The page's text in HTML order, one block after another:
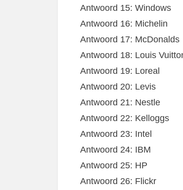
Antwoord 15: Windows
Antwoord 16: Michelin
Antwoord 17: McDonalds
Antwoord 18: Louis
Antwoord 19: Loreal
Antwoord 20: Levis
Antwoord 21: Nestle
Antwoord 22: Kelloggs
Antwoord 23: Intel
Antwoord 24: IBM
Antwoord 25: HP
Antwoord 26: Flickr